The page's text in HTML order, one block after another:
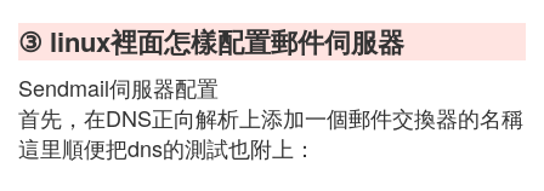
③ linux裡面怎樣配置郵件伺服器
Sendmail伺服器配置
首先，在DNS正向解析上添加一個郵件交換器的名稱
這里順便把dns的測試也附上：